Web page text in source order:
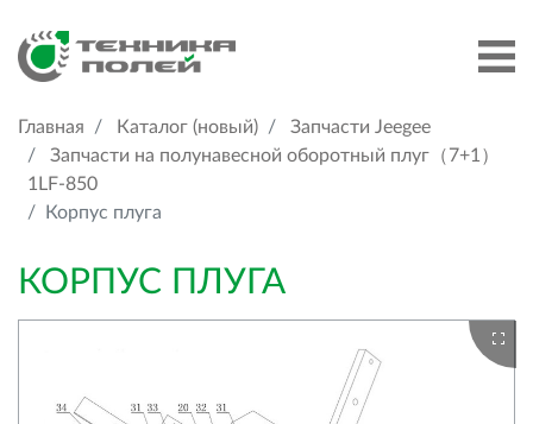
Главная Каталог (новый)
Запчасти Jeegee
Запчасти на полунавесной оборотный плуг（7+1）
1LF-850
Корпус плуга
КОРПУС ПЛУГА